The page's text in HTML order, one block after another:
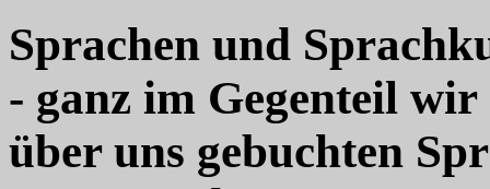
Sprachen und
- ganz im Gegenteil
über uns gebuchten